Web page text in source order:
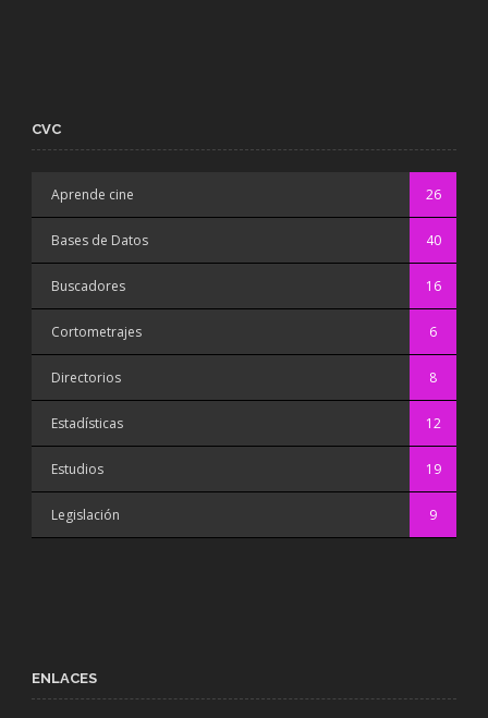
CVC
Aprende cine 26
Bases de Datos 40
Buscadores 16
Cortometrajes 6
Directorios 8
Estadísticas 12
Estudios 19
Legislación 9
ENLACES